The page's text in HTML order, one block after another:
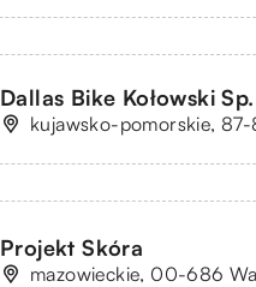
Dallas Bike Kołowski
kujawsko-pomorskie, 87-
Projekt Skóra
mazowieckie, 00-686